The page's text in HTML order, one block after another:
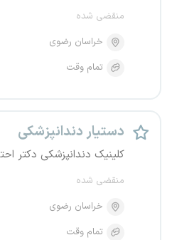
منقضی شده
خراسان رضوی
تمام وقت
دستیار دندانپزشکی
کلینیک دندانپزشکی دکتر
منقضی شده
خراسان رضوی
تمام وقت